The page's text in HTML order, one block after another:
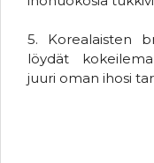
5. Korealaisten
löydät
juuri oman ihosi